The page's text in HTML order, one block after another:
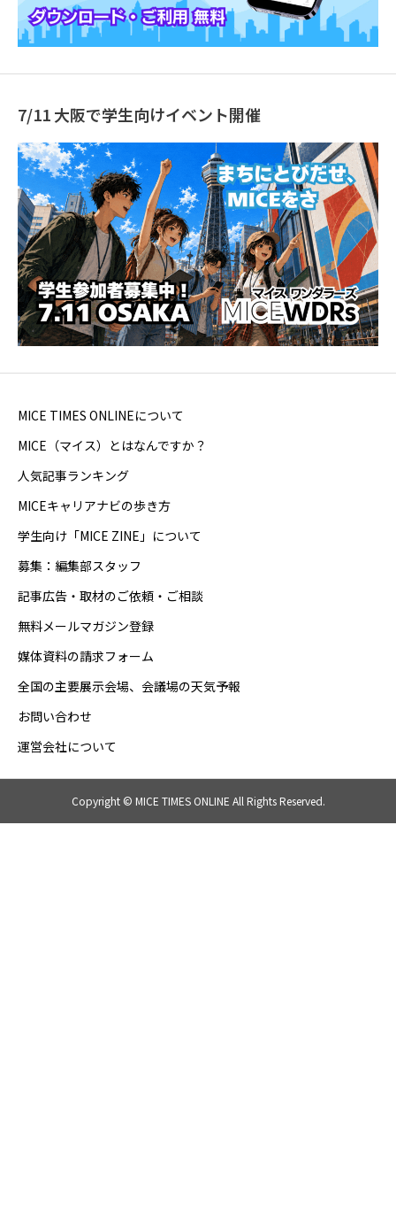
7/11 大阪で学生向けイベント開催
MICE TIMES ONLINEについて
MICE（マイス）とはなんですか？
人気記事ランキング
MICEキャリアナビの歩き方
学生向け「MICE ZINE」について
募集：編集部スタッフ
記事広告・取材のご依頼・ご相談
無料メールマガジン登録
媒体資料の請求フォーム
全国の主要展示会場、会議場の天気予報
お問い合わせ
運営会社について
Copyright © MICE TIMES ONLINE All Rights Reserved.